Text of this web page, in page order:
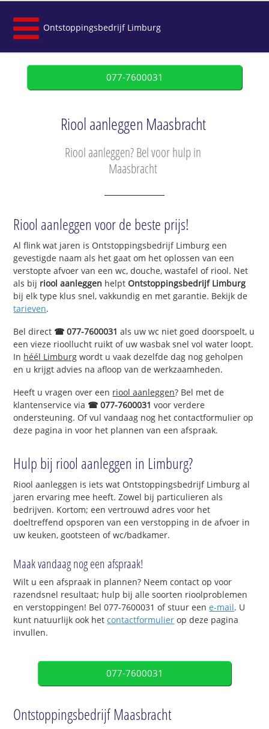
Ontstoppingsbedrijf Limburg
077-7600031
Riool aanleggen Maasbracht
Riool aanleggen? Bel voor hulp in
Maasbracht
Riool aanleggen voor de beste prijs!
Al flink wat jaren is Ontstoppingsbedrijf Limburg een
gevestigde naam als het gaat om het oplossen van een
verstopte afvoer van een wc, douche, wastafel of riool. Net
als bij riool aanleggen helptOntstoppingsbedrijf Limburg
bij elk type klus snel, vakkundig en met garantie. Bekijk de
tarieven.
Bel direct ☎ 077-7600031 als uw wc niet goed doorspoelt, u
een vieze rioollucht ruikt of uw wasbak snel vol water loopt.
In héél Limburg wordt u vaak dezelfde dag nog geholpen
en u krijgt advies na afloop van de werkzaamheden.
Heeft u vragen over een riool aanleggen? Bel met de
klantenservice via ☎ 077-7600031 voor verdere
ondersteuning. Of vul vandaag nog het contactformulier op
deze pagina in voor het plannen van een afspraak.
Hulp bij riool aanleggen in Limburg?
Riool aanleggen is iets wat Ontstoppingsbedrijf Limburg al
jaren ervaring mee heeft. Zowel bij particulieren als
bedrijven. Kortom; een vertrouwd adres voor het
doeltreffend opsporen van een verstopping in de afvoer in
uw keuken, gootsteen of wc/badkamer.
Maak vandaag nog een afspraak!
Wilt u een afspraak in plannen? Neem contact op voor
razendsnel resultaat; hulp bij alle soorten rioolproblemen
en verstoppingen! Bel 077-7600031 of stuur eene-mail. U
kunt natuurlijk ook hetcontactformulier op deze pagina
invullen.
077-7600031
Ontstoppingsbedrijf Maasbracht